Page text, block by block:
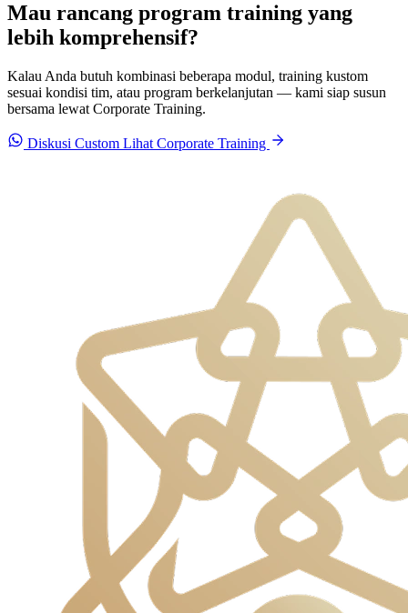
Mau rancang program training yang
lebih komprehensif?
Kalau Anda butuh kombinasi beberapa modul, training kustom
sesuai kondisi tim, atau program berkelanjutan — kami siap susun
bersama lewat Corporate Training.
Diskusi Custom Lihat Corporate Training